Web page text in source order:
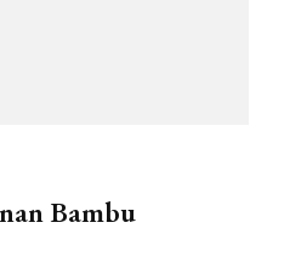
Bambu